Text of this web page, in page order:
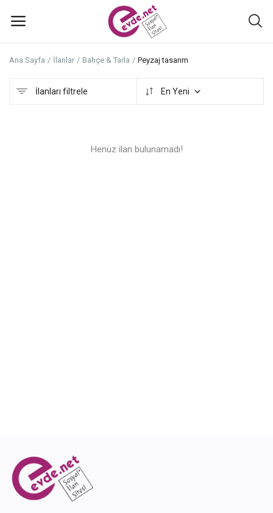
ekle
Ana Sayfa İlanlar Bahçe & Tarla Peyzaj tasarım
İlanları filtrele En Yeni
Henüz ilan bulunamadı!